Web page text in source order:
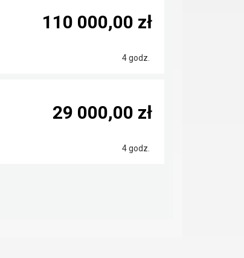
4 godz.
110 000,00 zł
4 godz.
29 000,00 zł